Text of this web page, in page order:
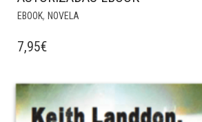
EBOOK, NOVELA
7,95€